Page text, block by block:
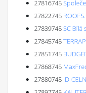
27816745
27822745
27839745SC Bílá
27845745
27851745
27868745
27880745 ID-